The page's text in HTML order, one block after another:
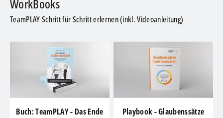
TeamPLAY Schritt für Schritt erlernen (inkl. Videoanleitung)
Buch: TeamPLAY - Das Ende
Playbook - Glaubenssätze